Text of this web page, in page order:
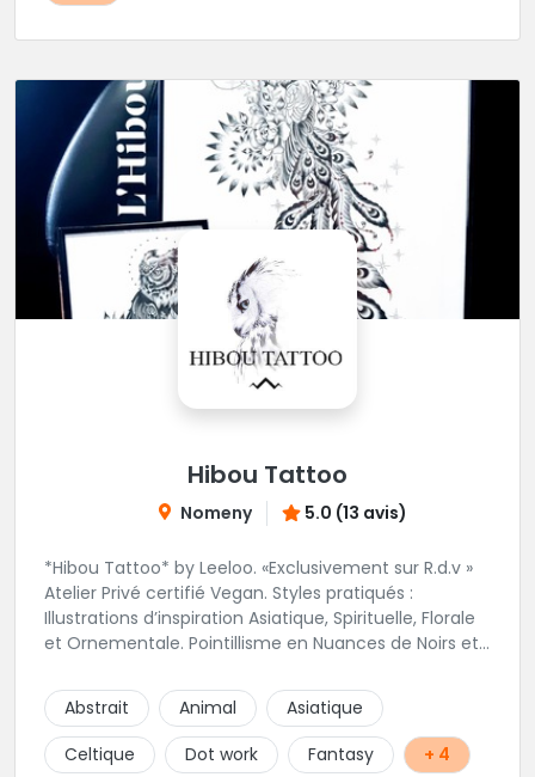
Hibou Tattoo
Nomeny 5.0 (13 avis)
*Hibou Tattoo* by Leeloo. «Exclusivement sur R.d.v »
Atelier Privé certifié Vegan. Styles pratiqués :
Illustrations d’inspiration Asiatique, Spirituelle, Florale
et Ornementale. Pointillisme en Nuances de Noirs et
de l’Atelier :
https://www.facebook.com/HibouTattoos
Abstrait Animal
Asiatique
Celtique
Dot work Fantasy + 4